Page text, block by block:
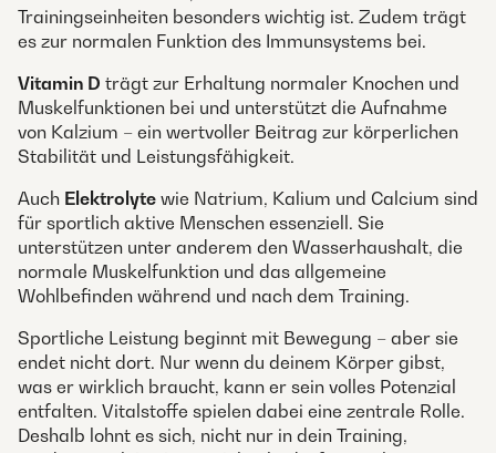
Trainingseinheiten besonders wichtig ist. Zudem trägt
es zur normalen Funktion des Immunsystems bei.
Vitamin D trägt zur Erhaltung normaler Knochen und
Muskelfunktionen bei und unterstützt die Aufnahme
von Kalzium – ein wertvoller Beitrag zur körperlichen
Stabilität und Leistungsfähigkeit.
Auch Elektrolyte wie Natrium, Kalium und Calcium sind
für sportlich aktive Menschen essenziell. Sie
unterstützen unter anderem den Wasserhaushalt, die
normale Muskelfunktion und das allgemeine
Wohlbefinden während und nach dem Training.
Sportliche Leistung beginnt mit Bewegung – aber sie
endet nicht dort. Nur wenn du deinem Körper gibst,
was er wirklich braucht, kann er sein volles Potenzial
entfalten. Vitalstoffe spielen dabei eine zentrale Rolle.
Deshalb lohnt es sich, nicht nur in dein Training,